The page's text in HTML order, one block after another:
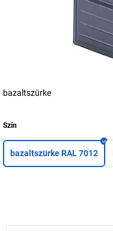
bazaltszürke
Szín
bazaltszürke RAL 7012